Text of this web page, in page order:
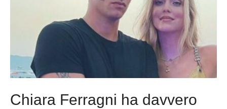
Chiara Ferragni ha davvero